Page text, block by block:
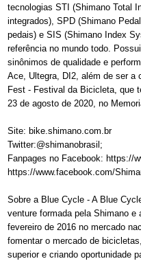
tecnologias STI (Shimano Total
integrados), SPD (Shimano
pedais) e SIS (Shimano Index
referência no mundo todo.
sinônimos de qualidade e
Ace, Ultegra, DI2, além de ser a
Fest - Festival da Bicicleta, que
23 de agosto de 2020, no
Site: bike.shimano.com.br
Twitter:@shimanobrasil;
Fanpages no Facebook: https://
https://www.facebook.com/
Sobre a Blue Cycle - A Blue
venture formada pela Shimano
fevereiro de 2016 no mercado
fomentar o mercado de
superior e criando oportunidade